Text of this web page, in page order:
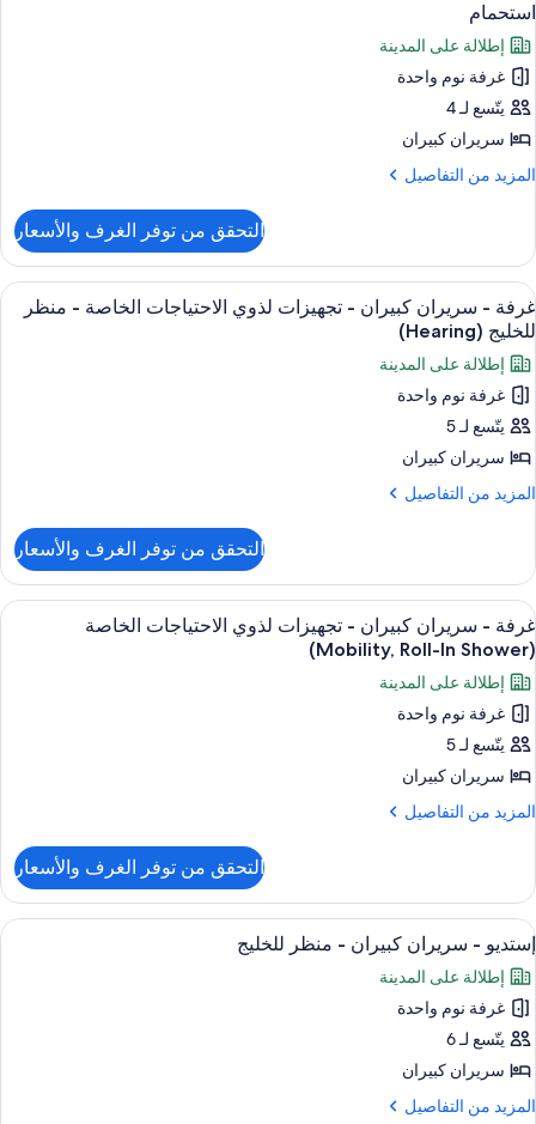
منظر
للخليج
(Mobility,
Roll-
Shower)
كبيران
تجهيزات
لذوي
الاحتياجات
الخاصة
-
للخليج
Shower)
صور
غرفة
-
سريران
كبيران
-
الاحتياجات
الخاصة
-
بحوض
استحمام
استحمام
إطلالة على المدينة
غرفة نوم واحدة
يتّسع لـ 4
سريران كبيران
المزيد من التفاصيل
المزيد
غرفة
سريران
كبيران
تجهيزات
لذوي
الاحتياجات
الخاصة
-
استحمام
التحقق من توفر الغرف والأسعار
استعراض
جميع
صور
غرفة
-
سريران
كبيران
-
الاحتياجات
الخاصة
-
منظر
للخليج
أغطية فراش متميزة وألحفة محشوة
3
غرفة - سريران كبيران - تجهيزات لذوي الاحتياجات الخاصة - منظر
للخليج (Hearing)
إطلالة على المدينة
غرفة نوم واحدة
يتّسع لـ 5
سريران كبيران
المزيد من التفاصيل
المزيد
غرفة
سريران
كبيران
-
تجهيزات
لذوي
الاحتياجات
الخاصة
-
للخليج
التحقق من توفر الغرف والأسعار
استعراض
جميع
صور
غرفة
-
سريران
كبيران
-
الاحتياجات
الخاصة
(Mobility,
Roll-
In
Shower)
أغطية فراش متميزة وألحفة محشوة
3
غرفة - سريران كبيران - تجهيزات لذوي الاحتياجات الخاصة
(Mobility, Roll-In Shower)
إطلالة على المدينة
غرفة نوم واحدة
يتّسع لـ 5
سريران كبيران
المزيد من التفاصيل
المزيد
غرفة
سريران
كبيران
-
تجهيزات
لذوي
الاحتياجات
الخاصة
Roll-
التحقق من توفر الغرف والأسعار
استعراض
جميع
صور
إستديو
-
سريران
كبيران
أغطية فراش متميزة وألحفة محشوة
9
إستديو - سريران كبيران - منظر للخليج
إطلالة على المدينة
غرفة نوم واحدة
يتّسع لـ 6
سريران كبيران
المزيد من التفاصيل
المزيد